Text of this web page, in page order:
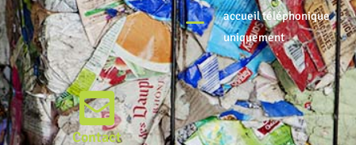
accueil téléphonique
uniquement
Contact